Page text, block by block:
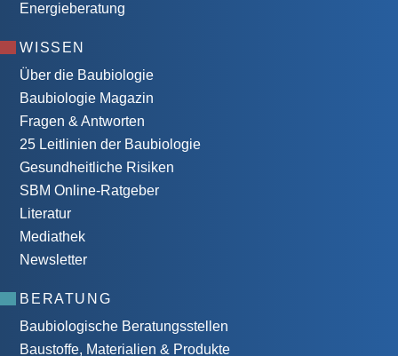
Energieberatung
WISSEN
Über die Baubiologie
Baubiologie Magazin
Fragen & Antworten
25 Leitlinien der Baubiologie
Gesundheitliche Risiken
SBM Online-Ratgeber
Literatur
Mediathek
Newsletter
BERATUNG
Baubiologische Beratungsstellen
Baustoffe, Materialien & Produkte